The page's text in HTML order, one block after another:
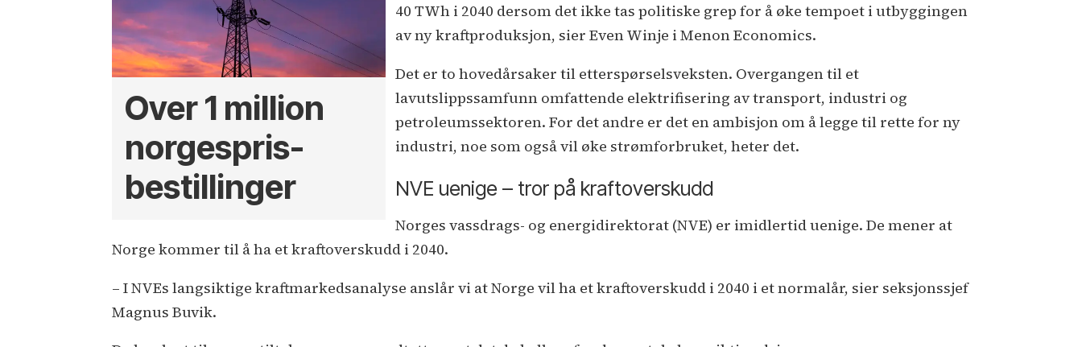
Over 1 million
norgespris-
bestillinger
40 TWh i 2040 dersom det ikke tas politiske grep for å øke tempoet i utbyggingen
av ny kraftproduksjon, sier Even Winje i Menon Economics.
Det er to hovedårsaker til etterspørselsveksten. Overgangen til et
lavutslippssamfunn omfattende elektrifisering av transport, industri og
petroleumssektoren. For det andre er det en ambisjon om å legge til rette for ny
industri, noe som også vil øke strømforbruket, heter det.
NVE uenige – tror på kraftoverskudd
Norges vassdrags- og energidirektorat (NVE) er imidlertid uenige. De mener at
Norge kommer til å ha et kraftoverskudd i 2040.
– I NVEs langsiktige kraftmarkedsanalyse anslår vi at Norge vil ha et kraftoverskudd i 2040 i et normalår, sier seksjonssjef
Magnus Buvik.